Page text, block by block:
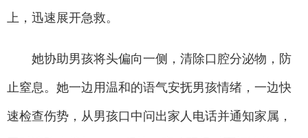
上，迅速展开急救。
她协助男孩将头偏向一侧，清除口腔分泌物，防
止窒息。她一边用温和的语气安抚男孩情绪，一边快
速检查伤势，从男孩口中问出家人电话并通知家属，